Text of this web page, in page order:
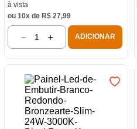
à vista
ou 10x de R$ 27,99
＋
－ ADICIONAR